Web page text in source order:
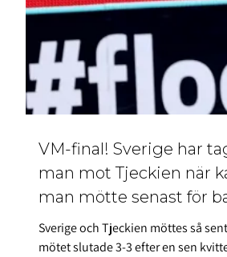
VM-final! Sverige har
man mot Tjeckien när
man mötte senast för
Sverige och Tjeckien möttes så
mötet slutade 3-3 efter en sen